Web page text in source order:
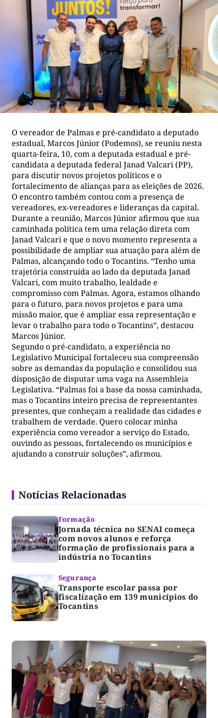
O vereador de Palmas e pré-candidato a deputado
estadual, Marcos Júnior (Podemos), se reuniu nesta
quarta-feira, 10, com a deputada estadual e pré-
candidata a deputada federal Janad Valcari (PP),
para discutir novos projetos políticos e o
fortalecimento de alianças para as eleições de 2026.
O encontro também contou com a presença de
vereadores, ex-vereadores e lideranças da capital.
Durante a reunião, Marcos Júnior afirmou que sua
caminhada política tem uma relação direta com
Janad Valcari e que o novo momento representa a
possibilidade de ampliar sua atuação para além de
Palmas, alcançando todo o Tocantins. “Tenho uma
trajetória construída ao lado da deputada Janad
Valcari, com muito trabalho, lealdade e
compromisso com Palmas. Agora, estamos olhando
para o futuro, para novos projetos e para uma
missão maior, que é ampliar essa representação e
levar o trabalho para todo o Tocantins”, destacou
Marcos Júnior.
Segundo o pré-candidato, a experiência no
Legislativo Municipal fortaleceu sua compreensão
sobre as demandas da população e consolidou sua
disposição de disputar uma vaga na Assembleia
Legislativa. “Palmas foi a base da nossa caminhada,
mas o Tocantins inteiro precisa de representantes
presentes, que conheçam a realidade das cidades e
trabalhem de verdade. Quero colocar minha
experiência como vereador a serviço do Estado,
ouvindo as pessoas, fortalecendo os municípios e
ajudando a construir soluções”, afirmou.
Notícias Relacionadas
Formação
Jornada técnica no SENAI começa
com novos alunos e reforça
formação de profissionais para a
indústria no Tocantins
Segurança
Transporte escolar passa por
fiscalização em 139 municípios do
Tocantins